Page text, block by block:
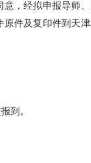
，经拟申报导师、
件及复印件到天
到。